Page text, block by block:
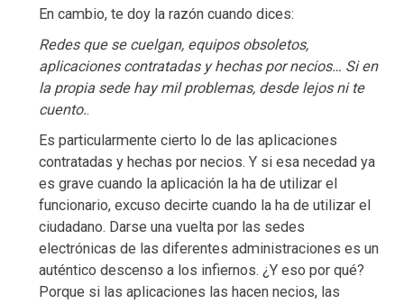
En cambio, te doy la razón cuando dices:
Redes que se cuelgan, equipos obsoletos,
aplicaciones contratadas y hechas por necios… Si en
la propia sede hay mil problemas, desde lejos ni te
cuento..
Es particularmente cierto lo de las aplicaciones
contratadas y hechas por necios. Y si esa necedad ya
es grave cuando la aplicación la ha de utilizar el
funcionario, excuso decirte cuando la ha de utilizar el
ciudadano. Darse una vuelta por las sedes
electrónicas de las diferentes administraciones es un
auténtico descenso a los infiernos. ¿Y eso por qué?
Porque si las aplicaciones las hacen necios, las